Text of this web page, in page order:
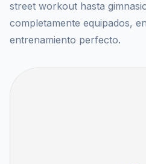
street workout hasta
completamente equipados,
entrenamiento perfecto.